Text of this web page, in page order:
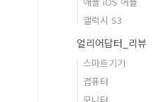
갤럭시 S3
얼리어답터_리뷰
스마트기기
컴퓨터